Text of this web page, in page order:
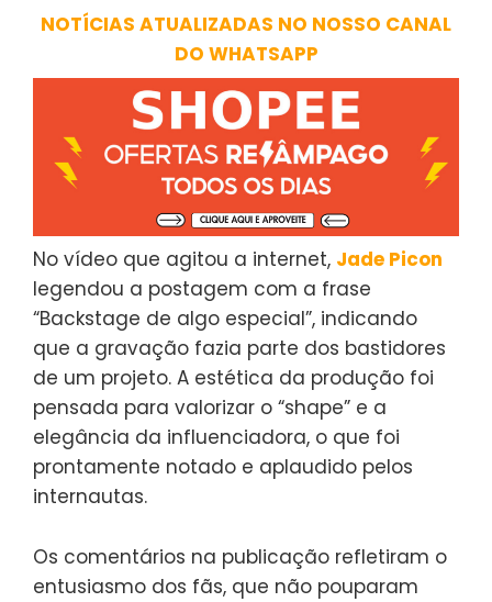
NOTÍCIAS ATUALIZADAS NO NOSSO CANAL
DO WHATSAPP
No vídeo que agitou a internet, Jade Picon
legendou a postagem com a frase
“Backstage de algo especial”, indicando
que a gravação fazia parte dos bastidores
de um projeto. A estética da produção foi
pensada para valorizar o “shape” e a
elegância da influenciadora, o que foi
prontamente notado e aplaudido pelos
internautas.
Os comentários na publicação refletiram o
entusiasmo dos fãs, que não pouparam